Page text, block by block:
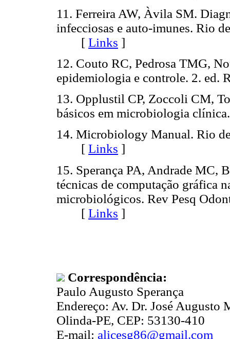
11. Ferreira AW, Àvila SM.
infecciosas e auto-imunes. Rio
[ Links ]
12. Couto RC, Pedrosa TMG,
epidemiologia e controle. 2.
13. Opplustil CP, Zoccoli CM,
básicos em microbiologia
14. Microbiology Manual. Rio
[ Links ]
15. Sperança PA, Andrade MC,
técnicas de computação gráfica
microbiológicos. Rev Pesq
[ Links ]
Correspondência:
Paulo Augusto Sperança
Endereço: Av. Dr. José Augusto
Olinda-PE, CEP: 53130-410
E-mail: alicesg86@gmail.com